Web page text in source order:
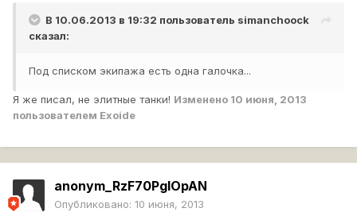
В 10.06.2013 в 19:32 пользователь simanchoock
сказал:
Под списком экипажа есть одна галочка...
Я же писал, не элитные танки! Изменено 10 июня, 2013
пользователем Exoide
anonym_RzF70PglOpAN
Опубликовано: 10 июня, 2013